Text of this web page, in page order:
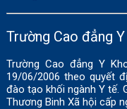
Trường Cao đẳng
Trường Cao đẳng Y
19/06/2006 theo quyết
đào tạo khối ngành Y tế.
Thương Binh Xã hội cấp